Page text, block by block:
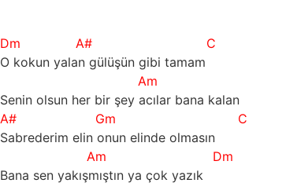
Dm A#
C
O kokun yalan gülüşün gibi tamam
Am
Senin olsun her bir şey acılar bana kalan
A#
Gm
C
Sabrederim elin onun elinde olmasın
Am
Dm
Bana sen yakışmıştın ya çok yazık